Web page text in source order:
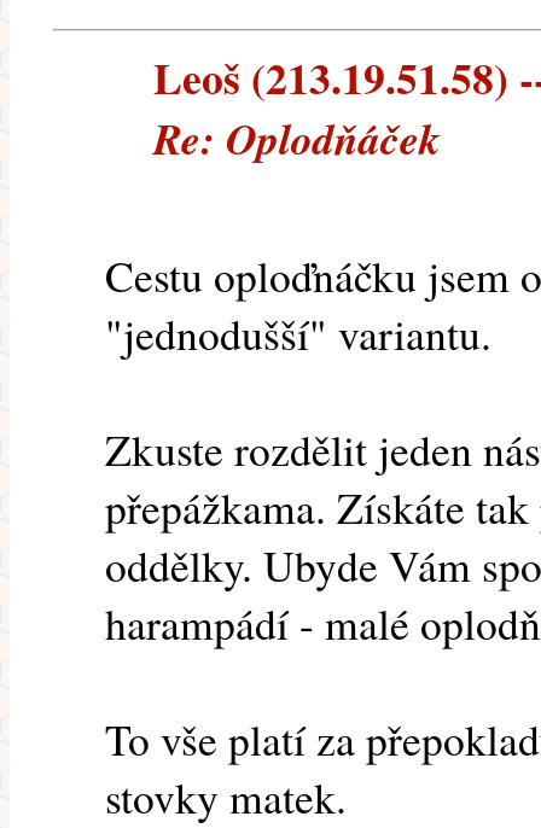
Leoš (213.19.51.58)
Re: Oplodňáček
Cestu oploďnáčku jsem
"jednodušší" variantu.
Zkuste rozdělit jeden
přepážkama. Získáte
oddělky. Ubyde Vám
harampádí - malé
To vše platí za
stovky matek.